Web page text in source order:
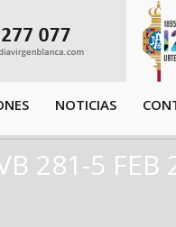
NOTICIAS
281-5 FEB